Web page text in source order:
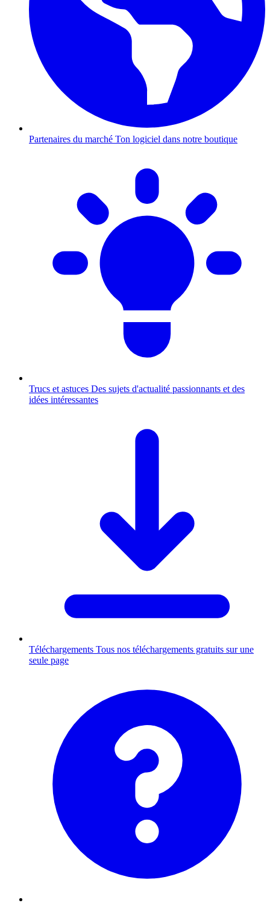
Partenaires du marché Ton logiciel dans notre boutique
Trucs et astuces Des sujets d'actualité passionnants et des
idées intéressantes
Téléchargements Tous nos téléchargements gratuits sur une
seule page